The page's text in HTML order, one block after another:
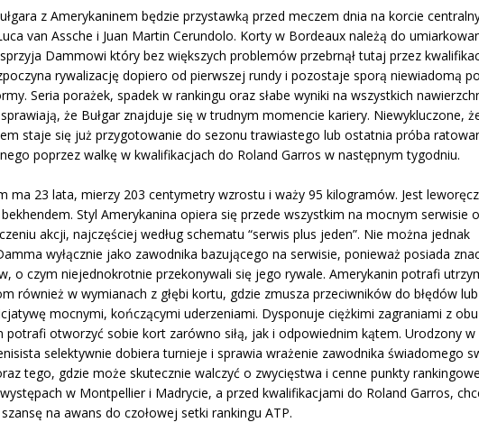
z Amerykaninem będzie przystawką przed meczem dnia na korcie
van Assche i Juan Martin Cerundolo. Korty w Bordeaux należą do
Dammowi który bez większych problemów przebrnął tutaj przez
rywalizację dopiero od pierwszej rundy i pozostaje sporą niewiadomą
Seria porażek, spadek w rankingu oraz słabe wyniki na wszystkich
że Bułgar znajduje się w trudnym momencie kariery. Niewykluczone,
staje się już przygotowanie do sezonu trawiastego lub ostatnia próba
poprzez walkę w kwalifikacjach do Roland Garros w następnym tygodniu.
ma 23 lata, mierzy 203 centymetry wzrostu i waży 95 kilogramów. Jest
Styl Amerykanina opiera się przede wszystkim na mocnym serwisie
akcji, najczęściej według schematu “serwis plus jeden”. Nie można jednak
wyłącznie jako zawodnika bazującego na serwisie, ponieważ posiada
o czym niejednokrotnie przekonywali się jego rywale. Amerykanin potrafi
również w wymianach z głębi kortu, gdzie zmusza przeciwników do błędów
mocnymi, kończącymi uderzeniami. Dysponuje ciężkimi zagraniami z
potrafi otworzyć sobie kort zarówno siłą, jak i odpowiednim kątem. Urodzony w
selektywnie dobiera turnieje i sprawia wrażenie zawodnika świadomego
tego, gdzie może skutecznie walczyć o zwycięstwa i cenne punkty
w Montpellier i Madrycie, a przed kwalifikacjami do Roland Garros,
na awans do czołowej setki rankingu ATP.